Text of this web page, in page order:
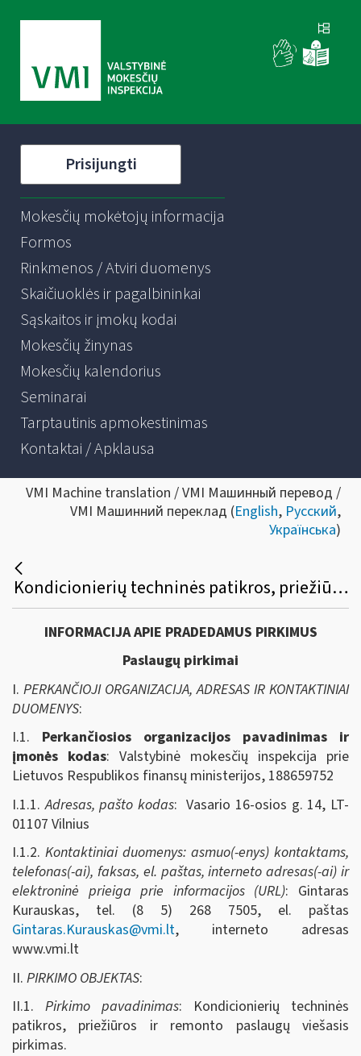
Prisijungti
Mokesčių mokėtojų informacija
Formos
Rinkmenos / Atviri duomenys
Skaičiuoklės ir pagalbininkai
Sąskaitos ir įmokų kodai
Mokesčių žinynas
Mokesčių kalendorius
Seminarai
Tarptautinis apmokestinimas
Kontaktai / Apklausa
VMI Machine translation / VMI Машинный перевод /
VMI Машинний переклад (English, Русский,
Українська)
Kondicionierių techninės patikros, priežiūros ir remonto paslaugų viešasis pirkimas
INFORMACIJA APIE PRADEDAMUS PIRKIMUS
Paslaugų pirkimai
I. PERKANČIOJI ORGANIZACIJA, ADRESAS IR KONTAKTINIAI
DUOMENYS:
I.1. Perkančiosios organizacijos pavadinimas ir
įmonės kodas: Valstybinė mokesčių inspekcija prie
Lietuvos Respublikos finansų ministerijos, 188659752
I.1.1.Adresas, pašto kodas: Vasario 16-osios g. 14, LT-
01107 Vilnius
I.1.2. Kontaktiniai duomenys: asmuo(-enys) kontaktams,
telefonas(-ai), faksas, el. paštas, interneto adresas(-ai) ir
elektroninė prieiga prie informacijos (URL): Gintaras
Kurauskas, tel. (8 5) 268 7505, el. paštas
Gintaras.Kurauskas@vmi.lt, interneto adresas
www.vmi.lt
II. PIRKIMO OBJEKTAS:
II.1. Pirkimo pavadinimas: Kondicionierių techninės
patikros, priežiūros ir remonto paslaugų viešasis
pirkimas.